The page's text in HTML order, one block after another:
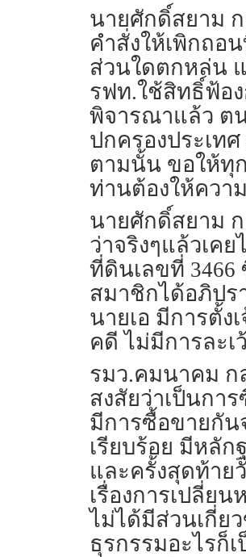
นายศักดิ์สยาม
คำสั่งให้เพิกถอ
ส่วนใดตกหล่น
รฟท.ใช้สิทธิ์ฟ้อ
พิจารณาแล้ว ต
ปกครองประเท
ตามนั้น ขอให้ทุ
ท่านต้องให้ควา
นายศักดิ์สยาม
ว่าจริงๆแล้วเค
ที่ดินเลขที่
สมาชิกได้อภิปร
นายเอ มีการตั้ง
คดี ไม่มีการละ
รมว.คมนาคม ก
สงสัยว่าเป็นกา
มีการซื้อขายกัน
เรียบร้อย มีหลั
และครั้งสุดท้าย
เรื่องการเปลี่ย
ไม่ได้มีส่วนเกี่ย
ธุรกรรมอะไรก็